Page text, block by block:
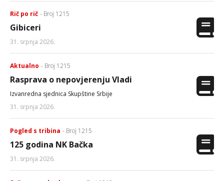
Rič po rič - Broj 1215
Gibiceri
31. srpnja 2026.
Aktualno - Broj 1215
Rasprava o nepovjerenju Vladi
Izvanredna sjednica Skupštine Srbije
31. srpnja 2026.
Pogled s tribina - Broj 1215
125 godina NK Bačka
31. srpnja 2026.